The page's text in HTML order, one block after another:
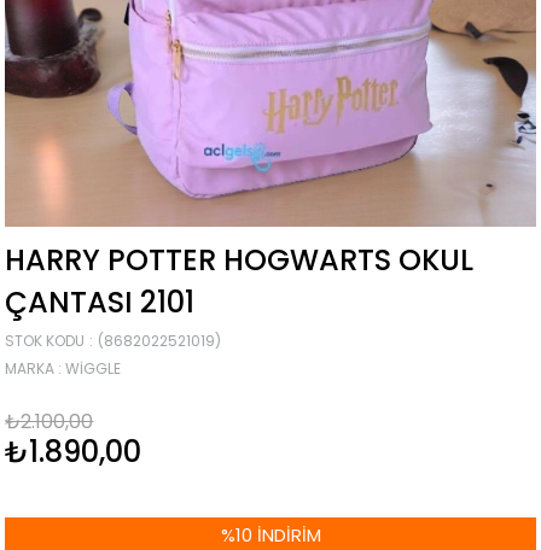
HARRY POTTER HOGWARTS OKUL
ÇANTASI 2101
STOK KODU
(8682022521019)
MARKA : WIGGLE
₺2.100,00
₺1.890,00
%10 İNDIRIM